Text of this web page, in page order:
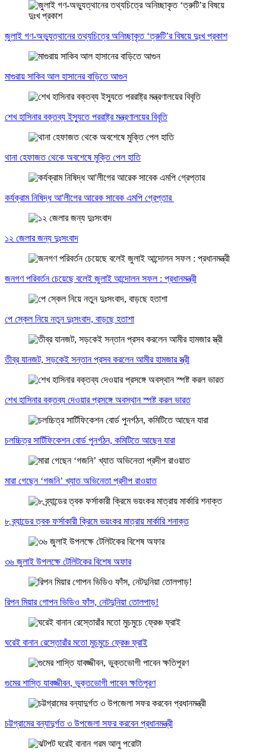
জুলাই গণ-অভ্যুত্থানের তথ্যচিত্রে অনিচ্ছাকৃত ‘ত্রুটি’র বিষয়ে দুঃখ প্রকাশ
মাগুরায় সাকিব আল হাসানের বাড়িতে আগুন
শেখ হাসিনার বক্তব্য ইস্যুতে পররাষ্ট্র মন্ত্রণালয়ের বিবৃতি
থানা হেফাজত থেকে অবশেষে মুক্তি পেল হাতি
কর্যক্রাম নিষিদ্ধ আ'লীগের আরেক সাবেক এমপি গ্রেপ্তার
১২ জেলার জন্য দুঃসংবাদ
জনগণ পরিবর্তন চেয়েছে বলেই জুলাই আন্দোলন সফল : প্রধানমন্ত্রী
পে স্কেল নিয়ে নতুন দুঃসংবাদ, বাড়ছে হতাশা
তীব্র যানজট, সড়কেই সন্তান প্রসব করলেন আমীর হামজার স্ত্রী
শেখ হাসিনার বক্তব্য দেওয়ার প্রসঙ্গে অবস্থান স্পষ্ট করল ভারত
চলচ্চিত্র সার্টিফিকেশন বোর্ড পুনর্গঠন, কমিটিতে আছেন যারা
মারা গেছেন ‘গজনি’ খ্যাত অভিনেতা প্রদীপ রাওয়াত
৮ ব্র্যান্ডের ত্বক ফর্সাকারী ক্রিমে ভয়ংকর মাত্রায় মার্কারি শনাক্ত
৩৬ জুলাই উপলক্ষে টেলিটকের বিশেষ অফার
রিপন মিয়ার গোপন ভিডিও ফাঁস, নেটদুনিয়া তোলপাড়!
ঘরেই বানান রেস্তোরাঁর মতো মুচমুচে ফ্রেঞ্চ ফ্রাই
গুমের শাস্তি যাবজ্জীবন, ভুক্তভোগী পাবেন ক্ষতিপূরণ
চট্টগ্রামের বন্যাদুর্গত ৩ উপজেলা সফর করবেন প্রধানমন্ত্রী